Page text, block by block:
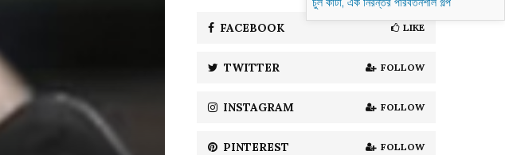
A
C
H
FACEBOOK LIKE
TWITTER FOLLOW
INSTAGRAM FOLLOW
PINTEREST FOLLOW